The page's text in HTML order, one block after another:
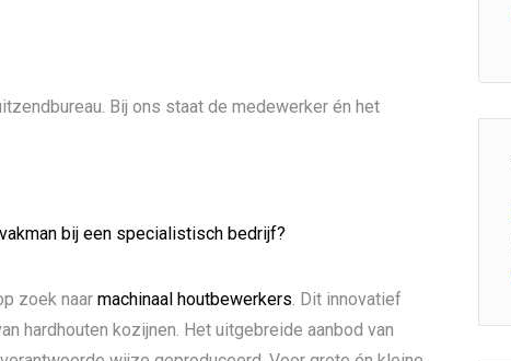
Bij ons staat de medewerker én het
bij een specialistisch bedrijf?
zoek naar machinaal houtbewerkers. Dit innovatief
hardhouten kozijnen. Het uitgebreide aanbod van